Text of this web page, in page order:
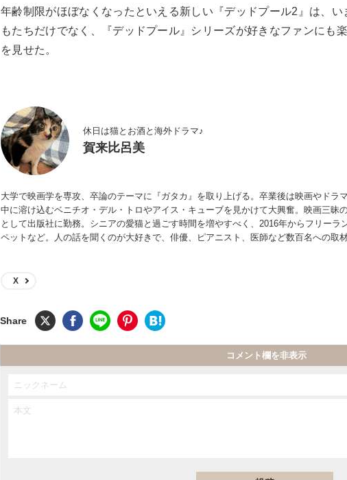
年齢制限がほぼなくなったといえる新しい『デッドプール2』は、
もたちだけでなく、『デッドプール』シリーズが好きなファンにも
を見せた。
休日は猫とお酒と海外ドラマ♪
賀来比呂美
大学で映画学を専攻、卒論のテーマに『ガタカ』を取り上げる。卒業後は映画やドラ
中に溶け込むベニチオ・デル・トロやアイス・キューブを見かけて大興奮。映画三昧
として出版社に勤務。シニアの愛猫と過ごす時間を増やすべく、2016年からフリーラ
ペットなど。人の話を聞くのが大好きで、俳優、ピアニスト、医師など数百名への取材
X
コメント欄を非表示